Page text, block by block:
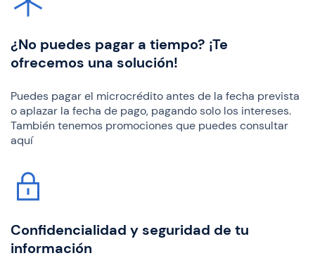
¿No puedes pagar a tiempo? ¡Te
ofrecemos una solución!
Puedes pagar el microcrédito antes de la fecha prevista
o aplazar la fecha de pago, pagando solo los intereses.
También tenemos promociones que puedes consultar
aquí
Confidencialidad y seguridad de tu
información